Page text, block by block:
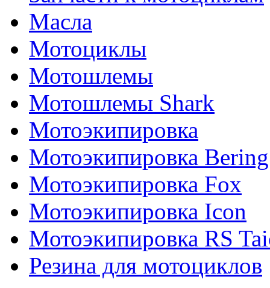
Масла
Мотоциклы
Мотошлемы
Мотошлемы Shark
Мотоэкипировка
Мотоэкипировка Bering
Мотоэкипировка Fox
Мотоэкипировка Icon
Мотоэкипировка RS
Резина для мотоциклов